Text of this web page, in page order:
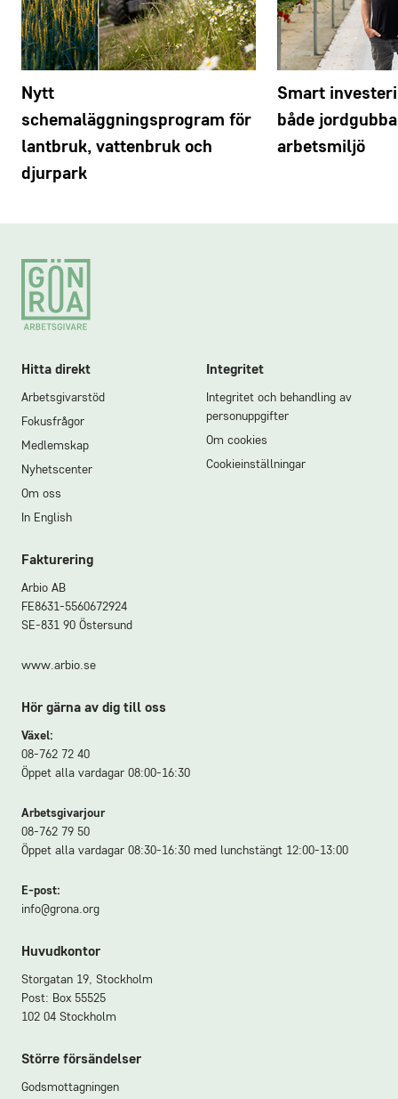
Nytt
schemaläggningsprogram för
lantbruk, vattenbruk och
djurpark
Smart
både
arbetsmiljö
Footer
Hitta direkt
Arbetsgivarstöd
Fokusfrågor
Medlemskap
Nyhetscenter
Om oss
In English
Integritet
Integritet och behandling av
personuppgifter
Om cookies
Cookieinställningar
Fakturering
Arbio AB
FE8631-5560672924
SE-831 90 Östersund
www.arbio.se
Hör gärna av dig till oss
Växel:
08-762 72 40
Öppet alla vardagar 08:00-16:30
Arbetsgivarjour
08-762 79 50
Öppet alla vardagar 08:30-16:30 med lunchstängt 12:00-13:00
E-post:
info@grona.org
Huvudkontor
Storgatan 19, Stockholm
Post: Box 55525
102 04 Stockholm
Större försändelser
Godsmottagningen